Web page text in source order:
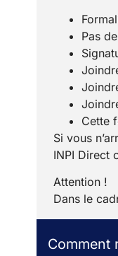
Pas
Cette
Si vous
INPI Direct
Attention !
Dans le
Comment